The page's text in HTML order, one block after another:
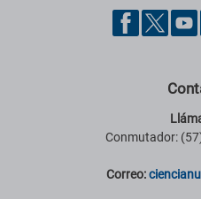
Conmutador:
Correo: